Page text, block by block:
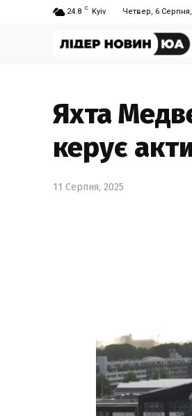
24.8 C Kyiv Четвер, 6
Яхта
керує
11 Серпня, 2025